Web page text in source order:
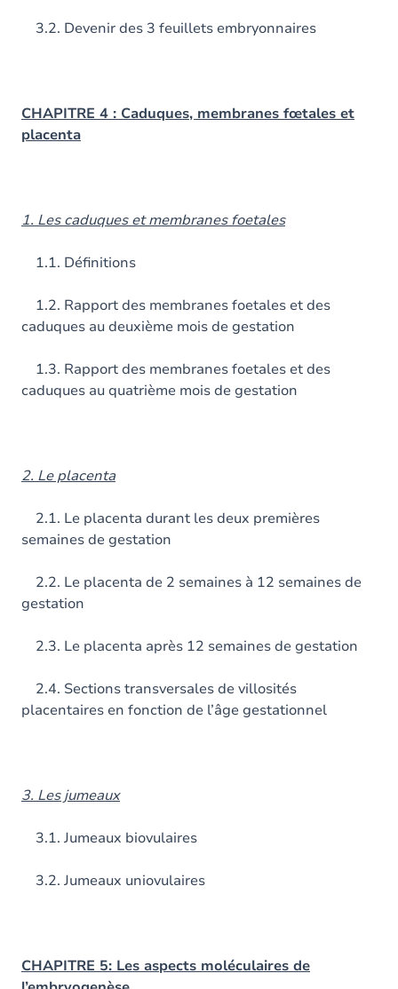
3.2. Devenir des 3 feuillets embryonnaires
CHAPITRE 4 : Caduques, membranes fœtales et
placenta
1. Les caduques et membranes foetales
1.1. Définitions
1.2. Rapport des membranes foetales et des
caduques au deuxième mois de gestation
1.3. Rapport des membranes foetales et des
caduques au quatrième mois de gestation
2. Le placenta
2.1. Le placenta durant les deux premières
semaines de gestation
2.2. Le placenta de 2 semaines à 12 semaines de
gestation
2.3. Le placenta après 12 semaines de gestation
2.4. Sections transversales de villosités
placentaires en fonction de l’âge gestationnel
3. Les jumeaux
3.1. Jumeaux biovulaires
3.2. Jumeaux uniovulaires
CHAPITRE 5: Les aspects moléculaires de